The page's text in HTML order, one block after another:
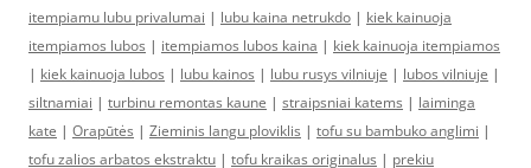
itempiamu lubu privalumai | lubu kaina netrukdo | kiek kainuoja
itempiamos lubos | itempiamos lubos kaina | kiek kainuoja itempiamos
| kiek kainuoja lubos | lubu kainos | lubu rusys vilniuje | lubos vilniuje |
siltnamiai | turbinu remontas kaune | straipsniai katems | laiminga
kate | Orapūtės | Zieminis langu ploviklis | tofu su bambuko anglimi |
tofu zalios arbatos ekstraktu | tofu kraikas originalus | prekiu